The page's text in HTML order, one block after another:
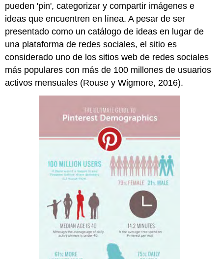
de
Pinterest
pueden 'pin', categorizar y compartir imágenes e
ideas que encuentren en línea. A pesar de ser
presentado como un catálogo de ideas en lugar de
una plataforma de redes sociales, el sitio es
considerado uno de los sitios web de redes sociales
más populares con más de 100 millones de usuarios
activos mensuales (Rouse y Wigmore, 2016).